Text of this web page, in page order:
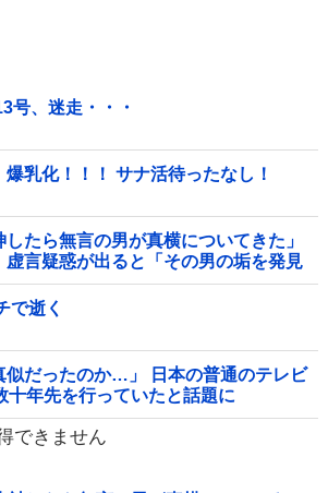
号、迷走・・・
爆乳化！！！ サナ活待ったなし！
したら無言の男が真横についてきた」
虚言疑惑が出ると「その男の垢を発見
るも……他
で逝く
似だったのか…」 日本の普通のテレビ
十年先を行っていたと話題に
できません